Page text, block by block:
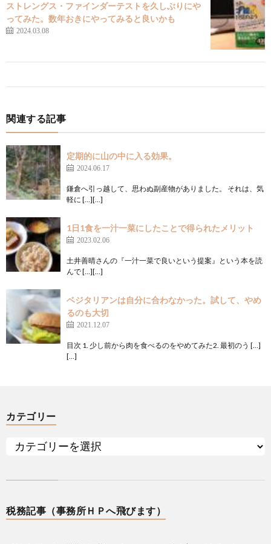
ストレングス・ファインダーテストを久しぶりにや
ってみた。数年おきにやってみると良いかも
2024.03.08
関連する記事
定期的に山の中に入る効果。
2024.06.17
鎌倉へ引っ越して、思わぬ副産物がありました。 それは、気
軽に […][…]
1日1食を一汁一菜にしたことで得られたメリット
2023.02.06
土井善晴さんの『一汁一菜で良いという提案』という本を読
んで […][…]
ベジタリアンは自分に合わなかった。試して、やめ
るのも大切
2021.12.07
目次 1. 少し前から肉を食べるのをやめてみた2. 最初のう […]
[…]
カテゴリー
税務記事（事務所ＨＰへ飛びます）